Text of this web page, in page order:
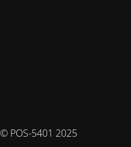
© POS-5401 2025